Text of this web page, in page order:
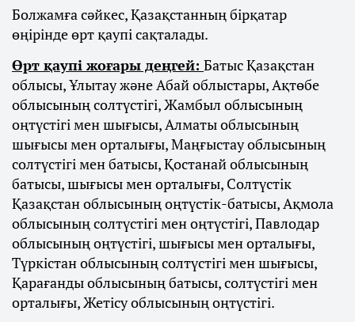
Болжамға сәйкес, Қазақстанның бірқатар
өңірінде өрт қаупі сақталады.
Өрт қаупі жоғары деңгей: Батыс Қазақстан
облысы, Ұлытау және Абай облыстары, Ақтөбе
облысының солтүстігі, Жамбыл облысының
оңтүстігі мен шығысы, Алматы облысының
шығысы мен орталығы, Маңғыстау облысының
солтүстігі мен батысы, Қостанай облысының
батысы, шығысы мен орталығы, Солтүстік
Қазақстан облысының оңтүстік-батысы, Ақмола
облысының солтүстігі мен оңтүстігі, Павлодар
облысының оңтүстігі, шығысы мен орталығы,
Түркістан облысының солтүстігі мен шығысы,
Қарағанды облысының батысы, солтүстігі мен
орталығы, Жетісу облысының оңтүстігі.